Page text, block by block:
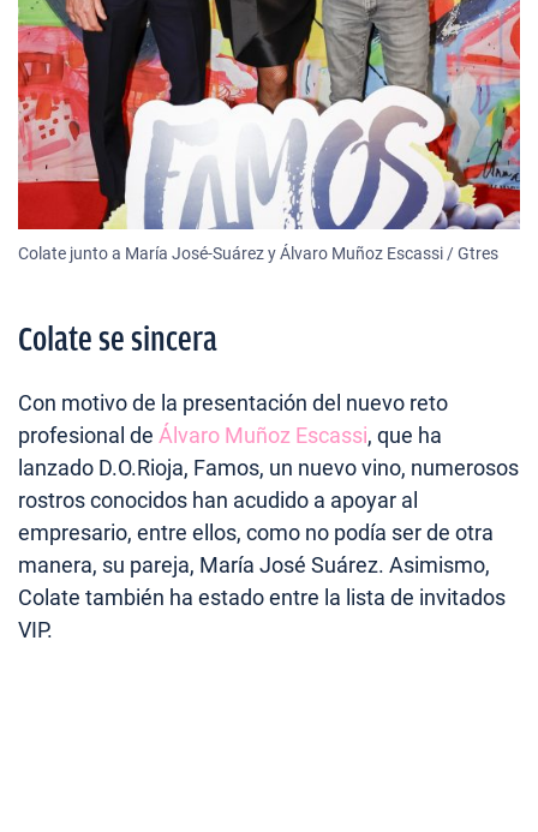
Colate junto a María José-Suárez y Álvaro Muñoz Escassi / Gtres
Colate se sincera
Con motivo de la presentación del nuevo reto
profesional de Álvaro Muñoz Escassi, que ha
lanzado D.O.Rioja, Famos, un nuevo vino, numerosos
rostros conocidos han acudido a apoyar al
empresario, entre ellos, como no podía ser de otra
manera, su pareja, María José Suárez. Asimismo,
Colate también ha estado entre la lista de invitados
VIP.